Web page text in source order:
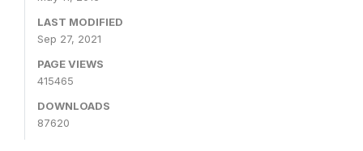
LAST MODIFIED
Sep 27, 2021
PAGE VIEWS
415465
DOWNLOADS
87620